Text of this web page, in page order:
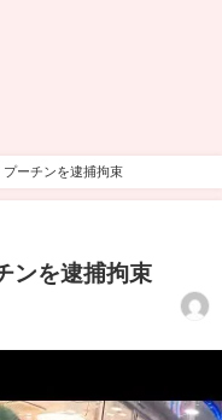
プーチンを逮捕拘束
ンを逮捕拘束